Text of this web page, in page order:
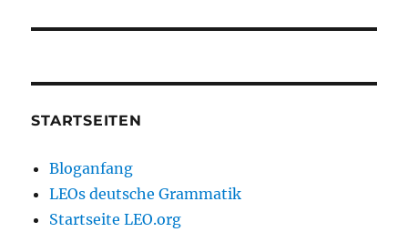
STARTSEITEN
Bloganfang
LEOs deutsche Grammatik
Startseite LEO.org